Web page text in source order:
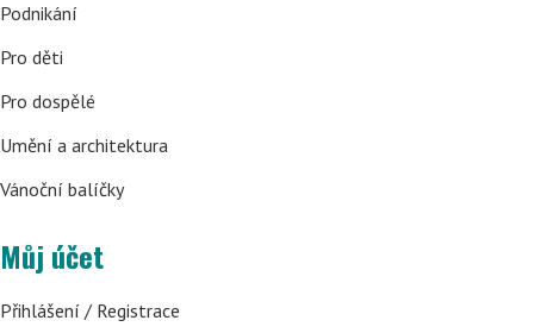
Podnikání
Pro děti
Pro dospělé
Umění a architektura
Vánoční balíčky
Můj účet
Přihlášení / Registrace